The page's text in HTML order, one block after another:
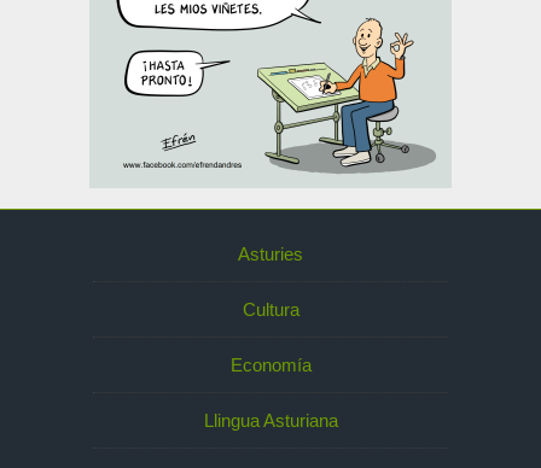
Asturies
Cultura
Economía
Llingua Asturiana